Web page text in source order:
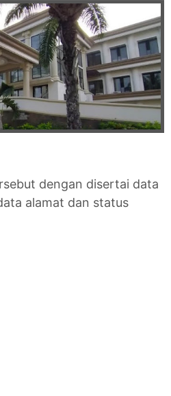
dengan disertai data
alamat dan status